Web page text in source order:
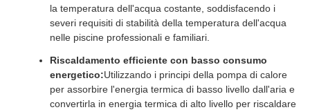
la temperatura dell'acqua costante, soddisfacendo i
severi requisiti di stabilità della temperatura dell'acqua
nelle piscine professionali e familiari.
Riscaldamento efficiente con basso consumo
energetico:Utilizzando i principi della pompa di calore
per assorbire l'energia termica di basso livello dall'aria e
convertirla in energia termica di alto livello per riscaldare